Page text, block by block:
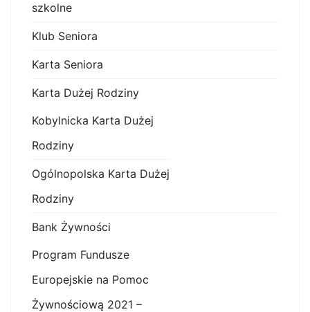
szkolne
Klub Seniora
Karta Seniora
Karta Dużej Rodziny
Kobylnicka Karta Dużej
Rodziny
Ogólnopolska Karta Dużej
Rodziny
Bank Żywności
Program Fundusze
Europejskie na Pomoc
Żywnościową 2021 –